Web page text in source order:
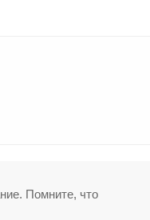
Помните, что